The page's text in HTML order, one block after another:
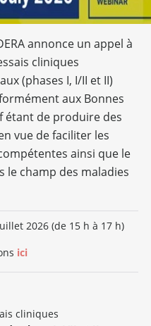
annonce un appel à
cliniques
(phases I, I/II et II)
aux Bonnes
étant de produire des
vue de faciliter les
ainsi que le
le champ des maladies
2026 (de 15 h à 17 h)
ici
cliniques